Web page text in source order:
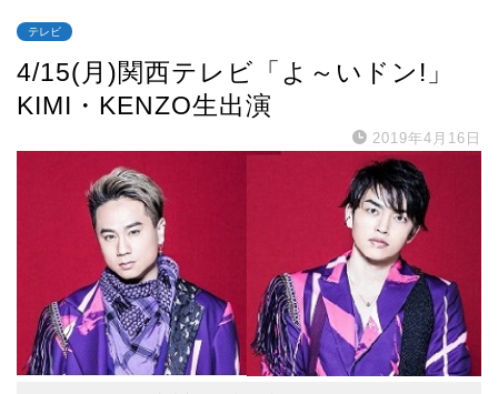
テレビ
4/15(月)関西テレビ「よ～いドン!」
KIMI・KENZO生出演
2019年4月16日